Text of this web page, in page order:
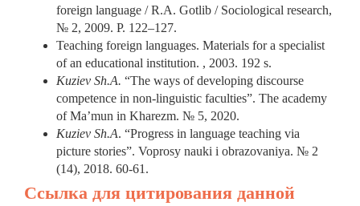
foreign language / R.A. Gotlib / Sociological research,
№ 2, 2009. P. 122–127.
Teaching foreign languages. Materials for a specialist
of an educational institution. , 2003. 192 s.
Kuziev Sh.A. “The ways of developing discourse
competence in non-linguistic faculties”. The academy
of Ma’mun in Kharezm. № 5, 2020.
Kuziev Sh.A. “Progress in language teaching via
picture stories”. Voprosy nauki i obrazovaniya. № 2
(14), 2018. 60-61.
Ссылка для цитирования данной